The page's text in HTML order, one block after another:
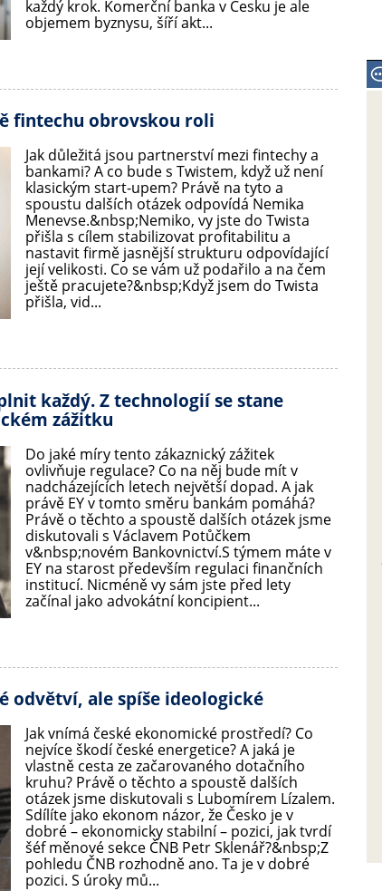
každý krok. Komerční banka v Česku je ale
objemem byznysu, šíří akt...
fintechu obrovskou roli
Jak důležitá jsou partnerství mezi fintechy a
bankami? A co bude s Twistem, když už není
klasickým start-upem? Právě na tyto a
spoustu dalších otázek odpovídá Nemika
Menevse.&nbsp;Nemiko, vy jste do Twista
přišla s cílem stabilizovat profitabilitu a
nastavit firmě jasnější strukturu odpovídající
její velikosti. Co se vám už podařilo a na čem
ještě pracujete?&nbsp;Když jsem do Twista
přišla, vid...
každý. Z technologií se stane
zážitku
Do jaké míry tento zákaznický zážitek
ovlivňuje regulace? Co na něj bude mít v
nadcházejících letech největší dopad. A jak
právě EY v tomto směru bankám pomáhá?
Právě o těchto a spoustě dalších otázek jsme
diskutovali s Václavem Potůčkem
v&nbsp;novém Bankovnictví.S týmem máte v
EY na starost především regulaci finančních
institucí. Nicméně vy sám jste před lety
začínal jako advokátní koncipient...
odvětví, ale spíše ideologické
Jak vnímá české ekonomické prostředí? Co
nejvíce škodí české energetice? A jaká je
vlastně cesta ze začarovaného dotačního
kruhu? Právě o těchto a spoustě dalších
otázek jsme diskutovali s Lubomírem Lízalem.
Sdílíte jako ekonom názor, že Česko je v
dobré – ekonomicky stabilní – pozici, jak tvrdí
šéf měnové sekce ČNB Petr Sklenář?&nbsp;Z
pohledu ČNB rozhodně ano. Ta je v dobré
pozici. S úroky mů...